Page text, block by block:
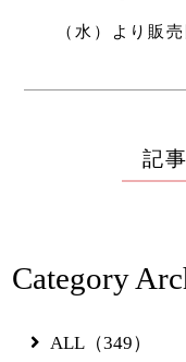
（水）より販
記
Category
ALL（349）